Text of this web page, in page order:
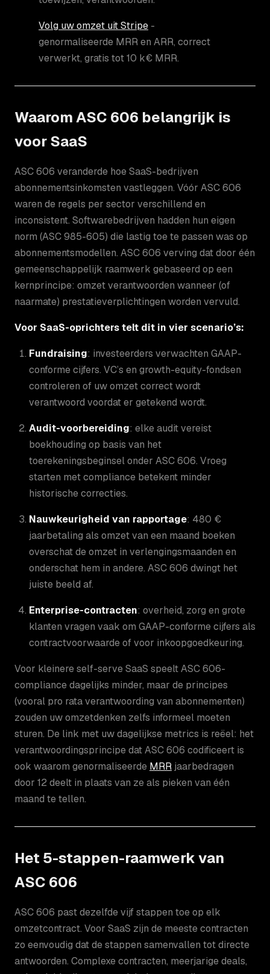
Volg uw omzet uit Stripe -
genormaliseerde MRR en ARR, correct
verwerkt, gratis tot 10 k€ MRR.
Waarom ASC 606 belangrijk is
voor SaaS
ASC 606 veranderde hoe SaaS-bedrijven
abonnementsinkomsten vastleggen. Vóór ASC 606
waren de regels per sector verschillend en
inconsistent. Softwarebedrijven hadden hun eigen
norm (ASC 985-605) die lastig toe te passen was op
abonnementsmodellen. ASC 606 verving dat door één
gemeenschappelijk raamwerk gebaseerd op een
kernprincipe: omzet verantwoorden wanneer (of
naarmate) prestatieverplichtingen worden vervuld.
Voor SaaS-oprichters telt dit in vier scenario’s:
Fundraising: investeerders verwachten GAAP-
conforme cijfers. VC’s en growth-equity-fondsen
controleren of uw omzet correct wordt
verantwoord voordat er getekend wordt.
Audit-voorbereiding: elke audit vereist
boekhouding op basis van het
toerekeningsbeginsel onder ASC 606. Vroeg
starten met compliance betekent minder
historische correcties.
Nauwkeurigheid van rapportage: 480 €
jaarbetaling als omzet van een maand boeken
overschat de omzet in verlengingsmaanden en
onderschat hem in andere. ASC 606 dwingt het
juiste beeld af.
Enterprise-contracten: overheid, zorg en grote
klanten vragen vaak om GAAP-conforme cijfers als
contractvoorwaarde of voor inkoopgoedkeuring.
Voor kleinere self-serve SaaS speelt ASC 606-
compliance dagelijks minder, maar de principes
(vooral pro rata verantwoording van abonnementen)
zouden uw omzetdenken zelfs informeel moeten
sturen. De link met uw dagelijkse metrics is reëel: het
verantwoordingsprincipe dat ASC 606 codificeert is
ook waarom genormaliseerde MRR jaarbedragen
door 12 deelt in plaats van ze als pieken van één
maand te tellen.
Het 5-stappen-raamwerk van
ASC 606
ASC 606 past dezelfde vijf stappen toe op elk
omzetcontract. Voor SaaS zijn de meeste contracten
zo eenvoudig dat de stappen samenvallen tot directe
antwoorden. Complexe contracten, meerjarige deals,